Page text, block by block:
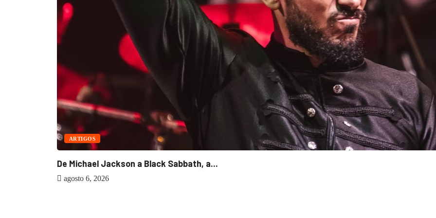
ARTIGOS
De Michael Jackson a Black Sabbath, a...
agosto 6, 2026